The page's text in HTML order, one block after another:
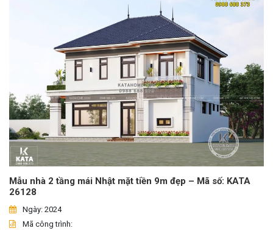
Mẫu nhà 2 tầng mái Nhật mặt tiền 9m đẹp – Mã số: KATA
26128
Ngày: 2024
Mã công trình: